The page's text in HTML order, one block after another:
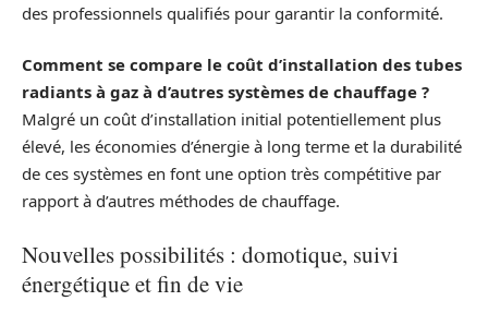
des professionnels qualifiés pour garantir la conformité.
Comment se compare le coût d’installation des tubes
radiants à gaz à d’autres systèmes de chauffage ?
Malgré un coût d’installation initial potentiellement plus
élevé, les économies d’énergie à long terme et la durabilité
de ces systèmes en font une option très compétitive par
rapport à d’autres méthodes de chauffage.
Nouvelles possibilités : domotique, suivi
énergétique et fin de vie